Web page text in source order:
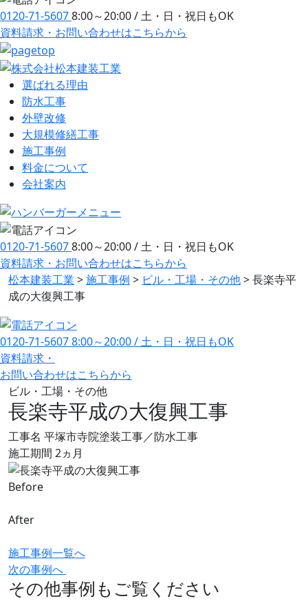
0120-71-56078:00～20:00 / 土・日・祝日もOK
資料請求・お問い合わせはこちらから
選ばれる理由
防⽔⼯事
外壁改修
大規模修繕工事
施工事例
料金について
会社案内
0120-71-56078:00～20:00 / 土・日・祝日もOK
資料請求・お問い合わせはこちらから
松本建装工業 >施工事例 > ビル・工場・その他>長楽寺平
成の大復興工事
0120-71-56078:00～20:00 / 土・日・祝日もOK
資料請求・
お問い合わせはこちらから
ビル・工場・その他
長楽寺平成の大復興工事
工事名 平塚市寺院塗装工事／防水工事
施工期間 2ヵ月
Before
After
施工事例一覧へ
次の事例へ
その他事例もご覧ください